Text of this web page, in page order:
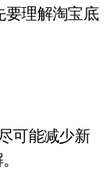
要理解淘宝底
可能减少新